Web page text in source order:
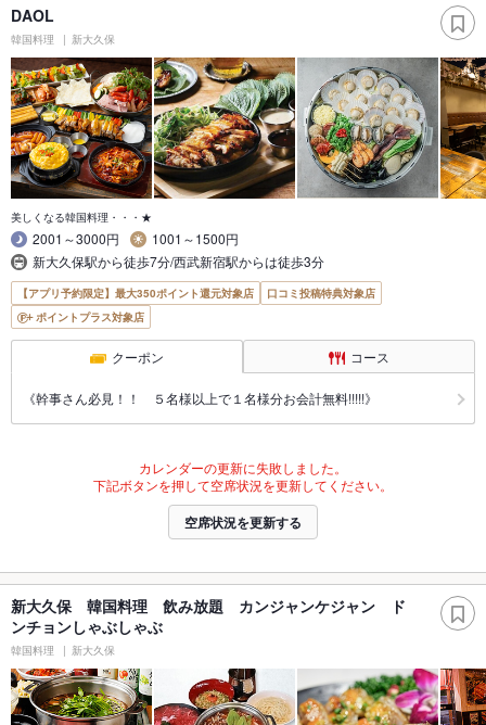
DAOL
韓国料理 新大久保
美しくなる韓国料理・・・★
2001～3000円
1001～1500円
新大久保駅から徒歩7分/西武新宿駅からは徒歩3分
【アプリ予約限定】最大350ポイント還元対象店
口コミ投稿特典対象店
ポイントプラス対象店
クーポン コース
《幹事さん必見！！ ５名様以上で１名様分お会計無料!!!!!》
カレンダーの更新に失敗しました。
下記ボタンを押して空席状況を更新してください。
空席状況を更新する
新大久保 韓国料理 飲み放題 カンジャンケジャン ド
ンチョンしゃぶしゃぶ
韓国料理 新大久保